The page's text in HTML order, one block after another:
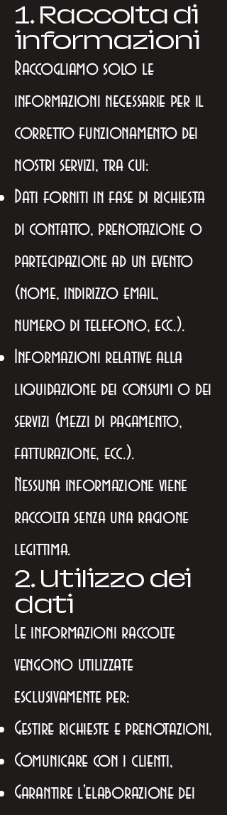
1. Raccolta di
informazioni
Raccogliamo solo le
informazioni necessarie per il
corretto funzionamento dei
nostri servizi, tra cui:
Dati forniti in fase di richiesta
di contatto, prenotazione o
partecipazione ad un evento
(nome, indirizzo email,
numero di telefono, ecc.).
Informazioni relative alla
liquidazione dei consumi o dei
servizi (mezzi di pagamento,
fatturazione, ecc.).
Nessuna informazione viene
raccolta senza una ragione
legittima.
2. Utilizzo dei
dati
Le informazioni raccolte
vengono utilizzate
esclusivamente per:
Gestire richieste e prenotazioni,
Comunicare con i clienti,
Garantire l'elaborazione dei